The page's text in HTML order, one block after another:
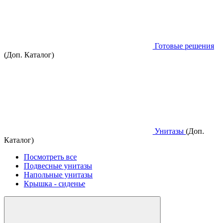
Готовые решения
(Доп. Каталог)
Унитазы (Доп.
Каталог)
Посмотреть все
Подвесные унитазы
Напольные унитазы
Крышка - сиденье